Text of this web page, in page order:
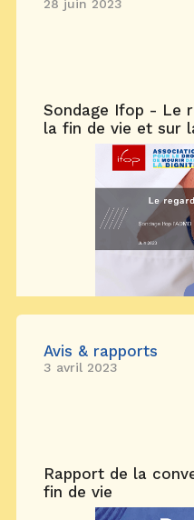
28 juin 2023
Sondage Ifop - Le
la fin de vie et sur
Avis & rapports
3 avril 2023
Rapport de la
fin de vie